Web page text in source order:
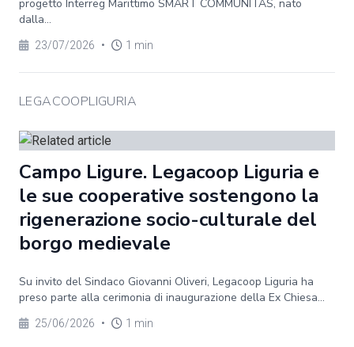
progetto Interreg Marittimo SMART COMMUNITAS, nato
dalla...
23/07/2026 • 1 min
LEGACOOPLIGURIA
Campo Ligure. Legacoop Liguria e
le sue cooperative sostengono la
rigenerazione socio-culturale del
borgo medievale
Su invito del Sindaco Giovanni Oliveri, Legacoop Liguria ha
preso parte alla cerimonia di inaugurazione della Ex Chiesa...
25/06/2026 • 1 min